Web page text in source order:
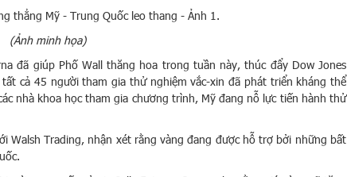
(Ảnh minh họa)
đã giúp Phố Wall thăng hoa trong tuần này, thúc đẩy Dow Jones
cả 45 người tham gia thử nghiệm vắc-xin đã phát triển kháng thể
nhà khoa học tham gia chương trình, Mỹ đang nỗ lực tiến hành thử
Walsh Trading, nhận xét rằng vàng đang được hỗ trợ bởi những bất